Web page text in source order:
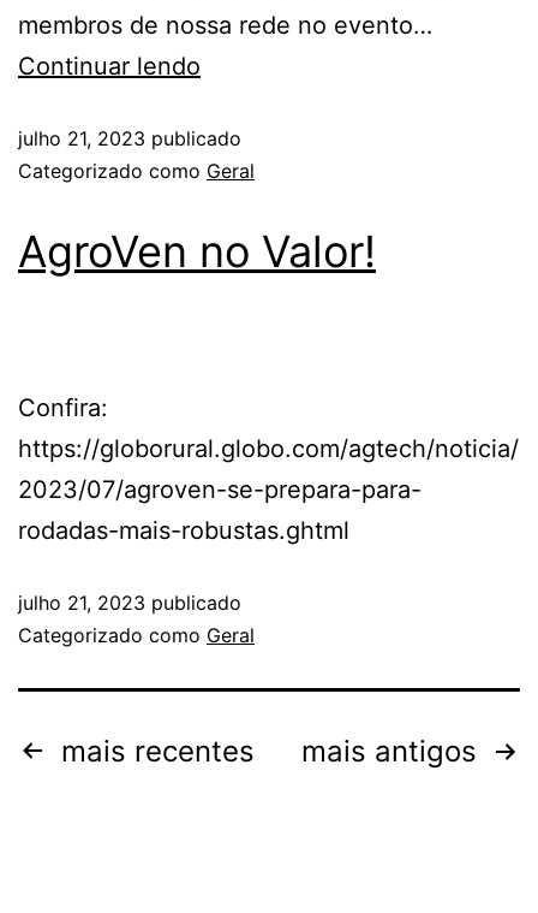
membros de nossa rede no evento…
Continuar lendo
julho 21, 2023 publicado
Categorizado como Geral
AgroVen no Valor!
Confira:
https://globorural.globo.com/agtech/noticia/
2023/07/agroven-se-prepara-para-
rodadas-mais-robustas.ghtml
julho 21, 2023 publicado
Categorizado como Geral
mais recentes mais antigos